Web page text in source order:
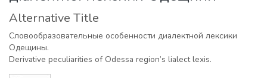
Alternative Title
Словообразовательные особенности диалектной лексики
Одещины.
Derivative peculiarities of Odessa region’s lialect lexis.